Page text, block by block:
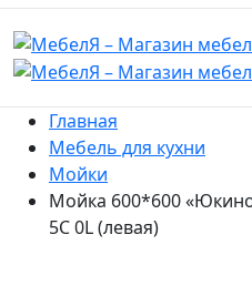
Главная
Мебель для кухни
Мойки
Мойка 600*600
5C 0L (левая)